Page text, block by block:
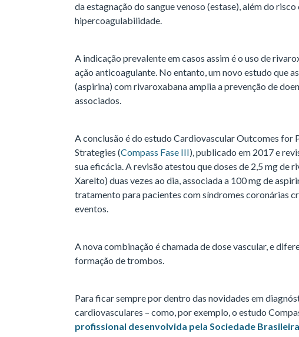
da estagnação do sangue venoso (estase), além do
hipercoagulabilidade.
A indicação prevalente em casos assim é o uso de
ação anticoagulante. No entanto, um novo estudo que
(aspirina) com rivaroxabana amplia a prevenção de
associados.
A conclusão é do estudo Cardiovascular Outcomes for
Strategies (Compass Fase III), publicado em 2017 e
sua eficácia. A revisão atestou que doses de 2,5 mg de
Xarelto) duas vezes ao dia, associada a 100 mg de
tratamento para pacientes com síndromes coronárias
eventos.
A nova combinação é chamada de dose vascular, e
formação de trombos.
Para ficar sempre por dentro das novidades em
cardiovasculares – como, por exemplo, o estudo
profissional desenvolvida pela Sociedade